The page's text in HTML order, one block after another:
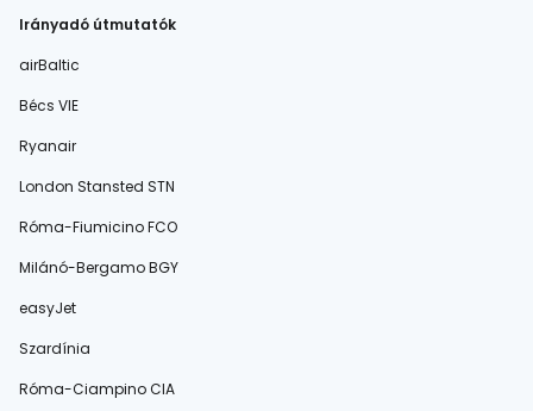
Irányadó útmutatók
airBaltic
Bécs VIE
Ryanair
London Stansted STN
Róma-Fiumicino FCO
Milánó-Bergamo BGY
easyJet
Szardínia
Róma-Ciampino CIA